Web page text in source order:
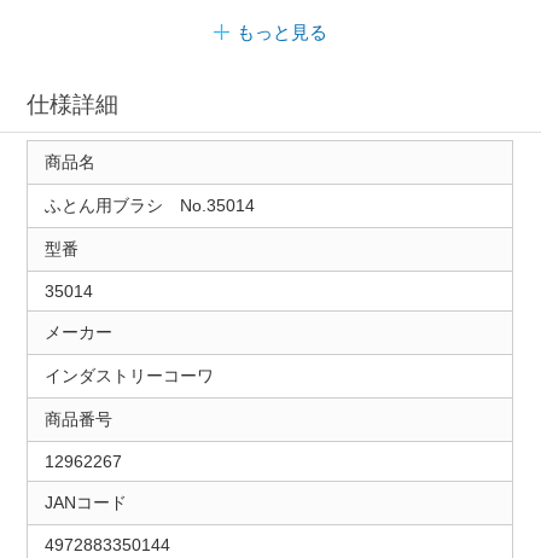
もっと見る
仕様詳細
商品名
ふとん用ブラシ No.35014
型番
35014
メーカー
インダストリーコーワ
商品番号
12962267
JANコード
4972883350144